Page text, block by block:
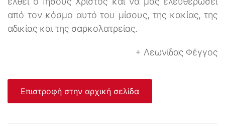
από τον κόσμο αυτό του μίσους, της κακίας, της
αδικίας και της σαρκολατρείας.
+ Λεωνίδας Φέγγος
Επιστροφή στην αρχική σελίδα